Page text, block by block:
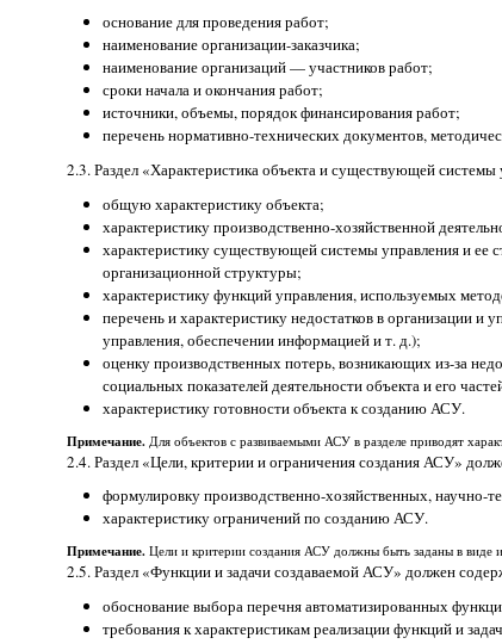
основание для проведения работ;
наименование организации-заказчика;
наименование организаций — участников работ;
сроки начала и окончания работ;
источники, объемы, порядок финансирования работ;
перечень нормативно-технических документов,
2.3. Раздел «Характеристика объекта и существующей
общую характеристику объекта;
характеристику производственно-хозяйственной
характеристику существующей системы управления и ее
организационной структуры;
характеристику функций управления, используемых
перечень и характеристику недостатков в организации
управления, обеспечении информацией и т. д.);
оценку производственных потерь, возникающих из-за
социальных показателей деятельности объекта и его
характеристику готовности объекта к созданию АСУ.
Примечание. Для объектов с развиваемыми АСУ в разделе приводят
2.4. Раздел «Цели, критерии и ограничения создания АСУ»
формулировку производственно-хозяйственных, научно-
характеристику ограничений по созданию АСУ.
Примечание. Цели и критерии создания АСУ должны быть заданы в виде
2.5. Раздел «Функции и задачи создаваемой АСУ» должен
обоснование выбора перечня автоматизированных
требования к характеристикам реализации функций и